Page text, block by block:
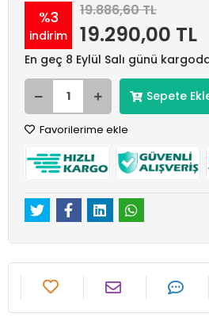
%3
indirim
19.886,60 TL
19.290,00 TL
En geç 8 Eylül Salı günü
Sepete
Favorilerime ekle